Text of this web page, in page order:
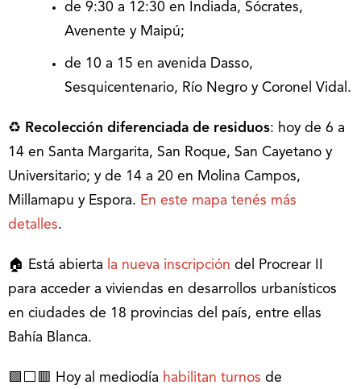
de 9:30 a 12:30 en Indiada, Sócrates,
Avenente y Maipú;
de 10 a 15 en avenida Dasso,
Sesquicentenario, Río Negro y Coronel Vidal.
♻ Recolección diferenciada de residuos: hoy de 6 a
14 en Santa Margarita, San Roque, San Cayetano y
Universitario; y de 14 a 20 en Molina Campos,
Millamapu y Espora. En este mapa tenés más
detalles.
🏠 Está abierta la nueva inscripción del Procrear II
para acceder a viviendas en desarrollos urbanísticos
en ciudades de 18 provincias del país, entre ellas
Bahía Blanca.
🟩⬜🟥 Hoy al mediodía habilitan turnos de